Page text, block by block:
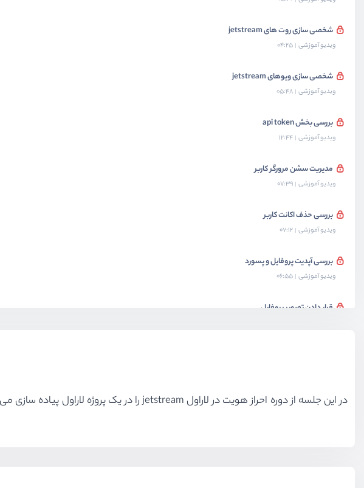
شخصی سازی روت های jetstream
ویدیو آموزشی 04:25
شخصی سازی ویوهای jetstream
ویدیو آموزشی 05:48
بررسی بخش api token
ویدیو آموزشی 12:44
مدیریت سشن مرورگر کاربر
ویدیو آموزشی 07:39
بررسی حذف اکانت کاربر
ویدیو آموزشی 07:12
بررسی آپدیت پروفایل و پسورد
ویدیو آموزشی 06:55
قرار دادن تصویر پروفایل
آشنایی با روند کار team
در این جلسه از دوره احراز هویت در لاراول jetstream را در یک پروژه لاراول پیاده سازی می کنم تا با روند پیاده کردن این پکیج در پروژه لاراول آشنا شوید.